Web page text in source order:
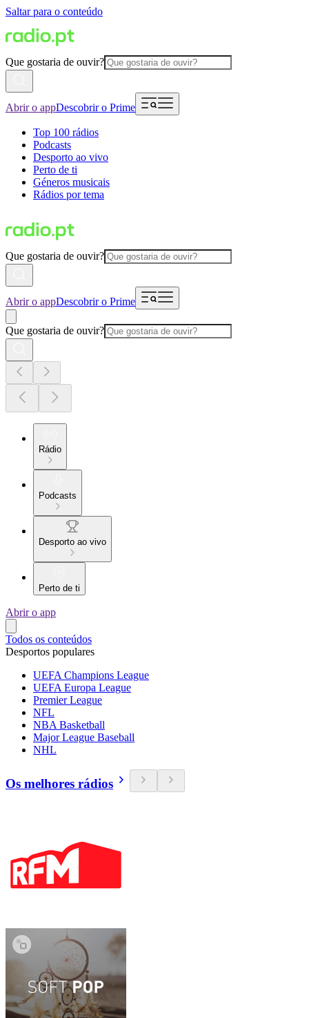
Saltar para o conteúdo
Que gostaria de ouvir?
Abrir o appDescobrir o Prime
Top 100 rádios
Podcasts
Desporto ao vivo
Perto de ti
Géneros musicais
Rádios por tema
Que gostaria de ouvir?
Abrir o appDescobrir o Prime
Que gostaria de ouvir?
Rádio
Podcasts
Desporto ao vivo
Perto de ti
Abrir o app
Todos os conteúdos
Desportos populares
UEFA Champions League
UEFA Europa League
Premier League
NFL
NBA Basketball
Major League Baseball
NHL
Os melhores rádios